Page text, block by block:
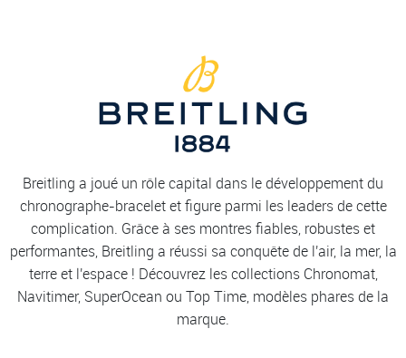
Breitling a joué un rôle capital dans le développement du
chronographe-bracelet et figure parmi les leaders de cette
complication. Grâce à ses montres fiables, robustes et
performantes, Breitling a réussi sa conquête de l'air, la mer, la
terre et l'espace ! Découvrez les collections Chronomat,
Navitimer, SuperOcean ou Top Time, modèles phares de la
marque.